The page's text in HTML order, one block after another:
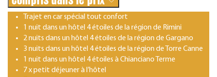
Trajet en car spécial tout confort
1 nuit dans un hôtel 4 étoiles de la région de Rimini
2 nuits dans un hôtel 4 étoiles de la région de Gargano
3 nuits dans un hôtel 4 étoiles de la région de Torre Canne
1 nuit dans un hôtel 4 étoiles à Chianciano Terme
7 x petit déjeuner à l’hôtel